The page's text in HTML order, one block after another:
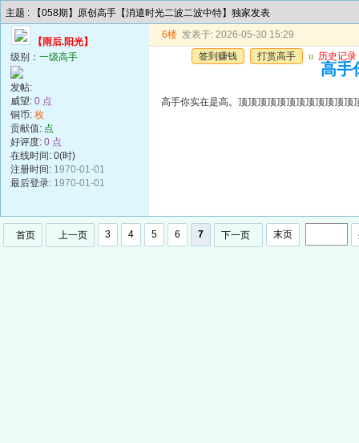
主题 : 【058期】原创高手【消遣时光二波二波中特】独家发表
【雨后.阳光】
级别： 一级高手
发帖:
威望: 0 点
铜币: 枚
贡献值: 点
好评度: 0 点
在线时间: 0(时)
注册时间: 1970-01-01
最后登录: 1970-01-01
6楼 发表于: 2026-05-30 15:29
签到赚钱
打赏高手 u 历史记录
高手
高手你实在是高。顶顶顶顶顶顶顶顶顶顶顶顶
首页 上一页 3 4 5 6 7 下一页 末页